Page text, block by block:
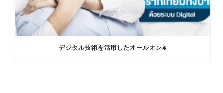
デジタル技術を活用したオールオン4